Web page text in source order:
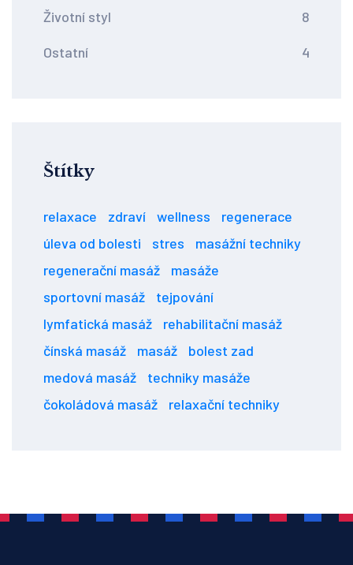
Životní styl 8
Ostatní 4
Štítky
relaxace zdraví wellness
regenerace
úleva od bolesti
stres
masážní techniky
regenerační masáž
masáže
sportovní masáž
tejpování
lymfatická masáž
rehabilitační masáž
čínská masáž
masáž
bolest zad
medová masáž
techniky masáže
čokoládová masáž
relaxační techniky